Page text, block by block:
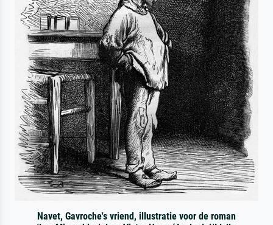
Navet, Gavroche's vriend, illustratie voor de roman